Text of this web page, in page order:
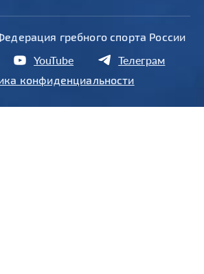
гребного спорта России
конфиденциальности
YouTube Телеграм